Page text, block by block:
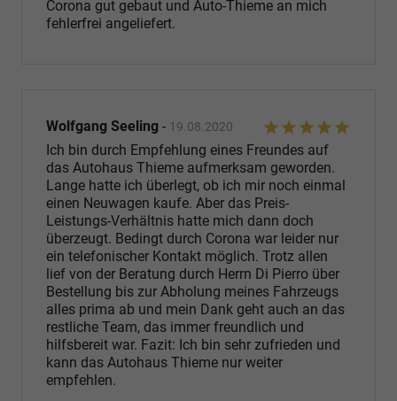
Corona gut gebaut und Auto-Thieme an mich
fehlerfrei angeliefert.
Wolfgang Seeling - 19.08.2020
Ich bin durch Empfehlung eines Freundes auf
das Autohaus Thieme aufmerksam geworden.
Lange hatte ich überlegt, ob ich mir noch einmal
einen Neuwagen kaufe. Aber das Preis-
Leistungs-Verhältnis hatte mich dann doch
überzeugt. Bedingt durch Corona war leider nur
ein telefonischer Kontakt möglich. Trotz allen
lief von der Beratung durch Herrn Di Pierro über
Bestellung bis zur Abholung meines Fahrzeugs
alles prima ab und mein Dank geht auch an das
restliche Team, das immer freundlich und
hilfsbereit war. Fazit: Ich bin sehr zufrieden und
kann das Autohaus Thieme nur weiter
empfehlen.